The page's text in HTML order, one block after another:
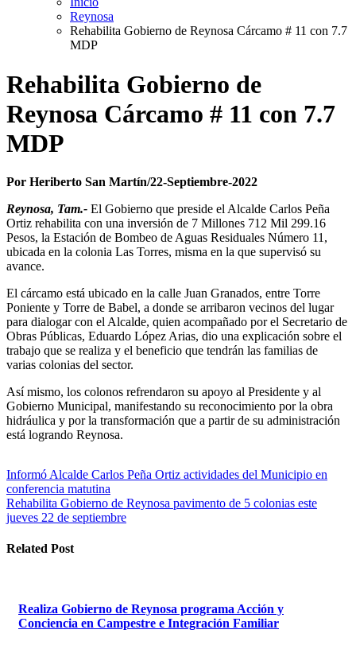
Reynosa
Rehabilita Gobierno de Reynosa Cárcamo # 11 con 7.7
MDP
Rehabilita Gobierno de
Reynosa Cárcamo # 11 con 7.7
MDP
Por Heriberto San Martín/22-Septiembre-2022
Reynosa, Tam.- El Gobierno que preside el Alcalde Carlos Peña
Ortiz rehabilita con una inversión de 7 Millones 712 Mil 299.16
Pesos, la Estación de Bombeo de Aguas Residuales Número 11,
ubicada en la colonia Las Torres, misma en la que supervisó su
avance.
El cárcamo está ubicado en la calle Juan Granados, entre Torre
Poniente y Torre de Babel, a donde se arribaron vecinos del lugar
para dialogar con el Alcalde, quien acompañado por el Secretario de
Obras Públicas, Eduardo López Arias, dio una explicación sobre el
trabajo que se realiza y el beneficio que tendrán las familias de
varias colonias del sector.
Así mismo, los colonos refrendaron su apoyo al Presidente y al
Gobierno Municipal, manifestando su reconocimiento por la obra
hidráulica y por la transformación que a partir de su administración
está logrando Reynosa.
Navegación
de
entradas
Informó Alcalde Carlos Peña Ortiz actividades del Municipio en
conferencia matutina
Rehabilita Gobierno de Reynosa pavimento de 5 colonias este
jueves 22 de septiembre
Related Post
Realiza Gobierno de Reynosa programa Acción y
Conciencia en Campestre e Integración Familiar